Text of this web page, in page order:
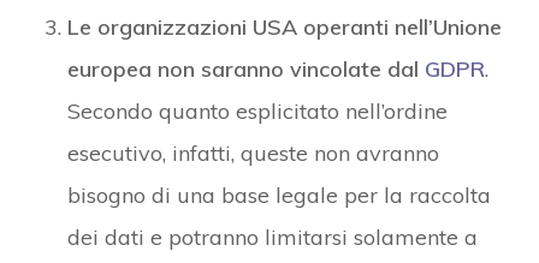
Le organizzazioni USA operanti nell’Unione
europea non saranno vincolate dal GDPR.
Secondo quanto esplicitato nell’ordine
esecutivo, infatti, queste non avranno
bisogno di una base legale per la raccolta
dei dati e potranno limitarsi solamente a